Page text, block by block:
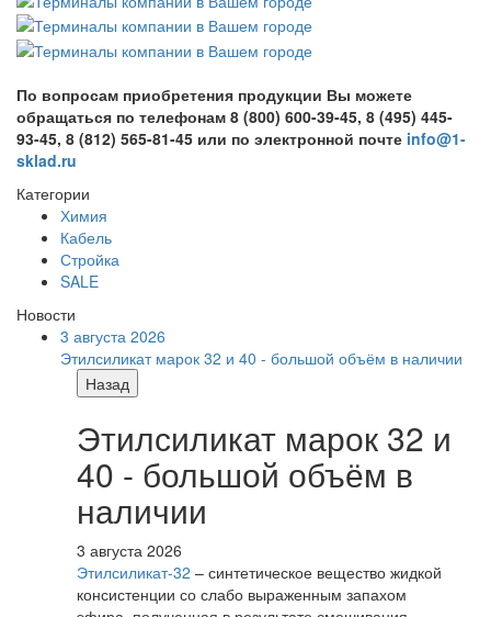
По вопросам приобретения продукции Вы можете
обращаться по телефонам 8 (800) 600-39-45, 8 (495) 445-
93-45, 8 (812) 565-81-45 или по электронной почте info@1-
sklad.ru
Категории
Химия
Кабель
Стройка
SALE
Новости
3 августа 2026
Этилсиликат марок 32 и 40 - большой объём в наличии
Назад
Этилсиликат марок 32 и
40 - большой объём в
наличии
3 августа 2026
Этилсиликат-32 – синтетическое вещество жидкой
консистенции со слабо выраженным запахом